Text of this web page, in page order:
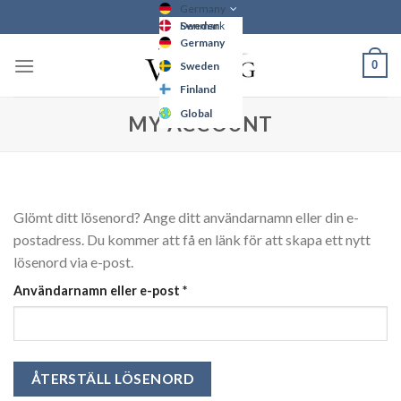
to
Germany
Sweden
Finland
Global
Denmark
Denmark
Germany
Sweden
Finland
Global
0
MY ACCOUNT
Glömt ditt lösenord? Ange ditt användarnamn eller din e-
postadress. Du kommer att få en länk för att skapa ett nytt
lösenord via e-post.
Användarnamn eller e-post *Obligatoriskt
ÅTERSTÄLL LÖSENORD